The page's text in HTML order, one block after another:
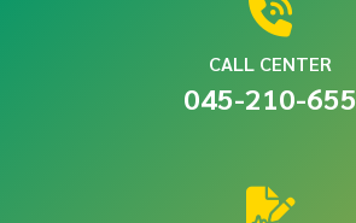
CALL CENTER
045-210-655